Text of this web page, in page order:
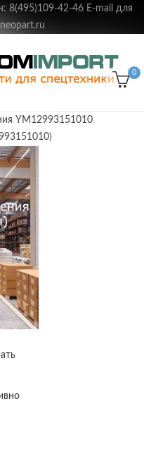
8(495)109-42-46 E-mail для
0
YM12993151010